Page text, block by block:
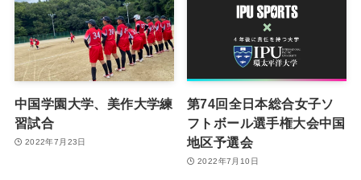
中国学園大学、美作大学練
習試合
2022年7月23日
第74回全日本総合女子ソ
フトボール選手権大会中国
地区予選会
2022年7月10日